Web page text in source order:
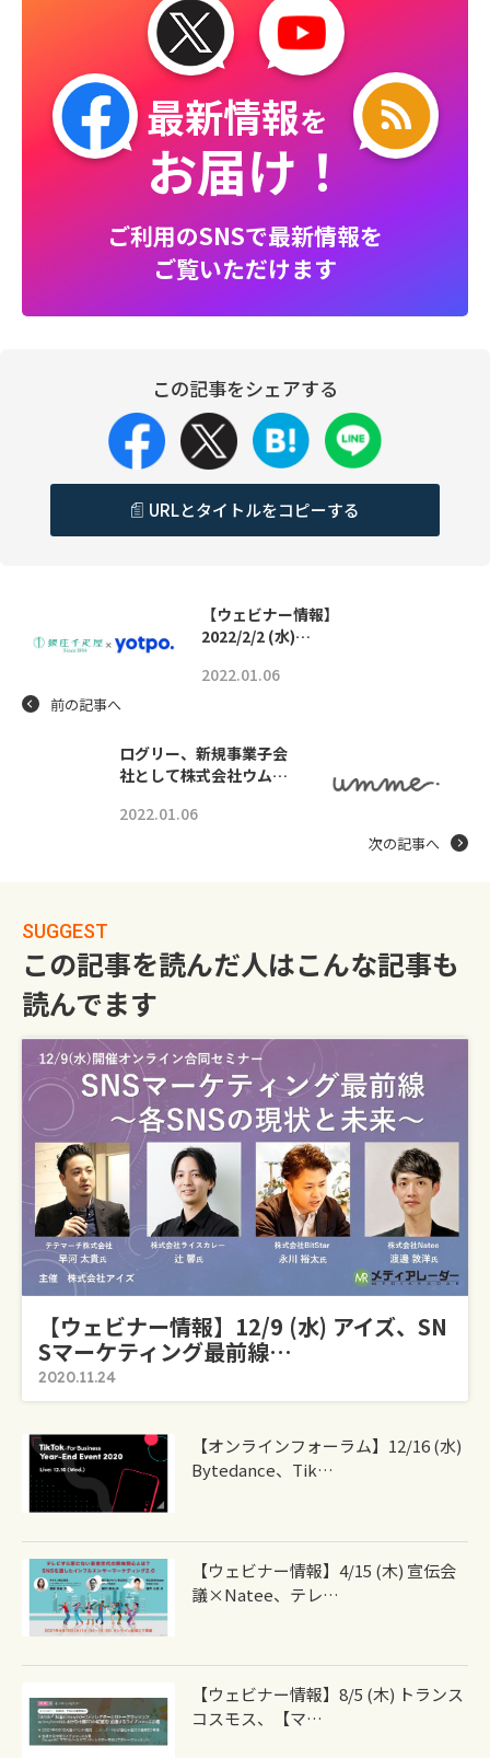
最新情報を
お届け！
ご利用のSNSで最新情報を
ご覧いただけます
この記事をシェアする
URLとタイトルをコピーする
【ウェビナー情報】
2022/2/2 (水)…
2022.01.06
前の記事へ
ログリー、新規事業子会
社として株式会社ウム…
2022.01.06
次の記事へ
SUGGEST
この記事を読んだ人はこんな記事も
読んでます
【ウェビナー情報】12/9 (水) アイズ、SN
Sマーケティング最前線…
2020.11.24
【オンラインフォーラム】12/16 (水)
Bytedance、Tik…
【ウェビナー情報】4/15 (木) 宣伝会
議×Natee、テレ…
【ウェビナー情報】8/5 (木) トランス
コスモス、【マ…